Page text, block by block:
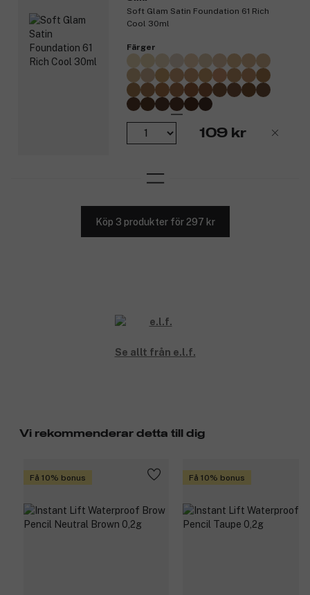
Soft Glam Satin Foundation 61 Rich
Cool 30ml
Färger
109 kr
Köp 3 produkter för 297 kr
Se allt från e.l.f.
Vi rekommenderar detta till dig
Få 10% bonus Få 10% bonus